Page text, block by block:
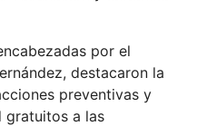
por el
destacaron la
preventivas y
gratuitos a las